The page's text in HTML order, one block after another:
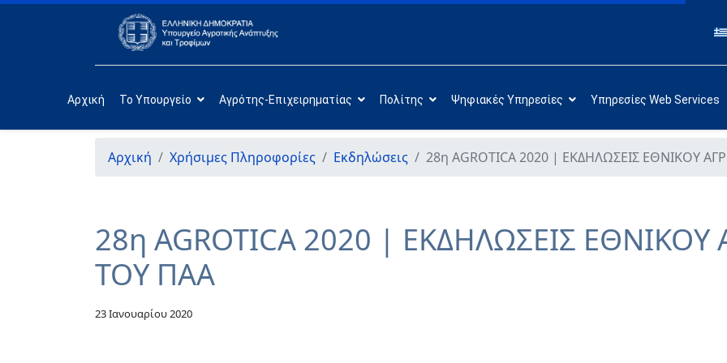
Αρχική Το Υπουργείο Αγρότης-Επιχειρηματίας Πολίτης Ψηφιακές Υπηρεσίες Υπηρεσίες Web Services
Αρχική Χρήσιμες Πληροφορίες Εκδηλώσεις 28η AGROTICA 2020 | ΕΚΔΗΛΩΣΕΙΣ ΕΘΝΙΚΟΥ
28η AGROTICA 2020 | ΕΚΔΗΛΩΣΕΙΣ ΕΘΝΙΚΟΥ
ΤΟΥ ΠΑΑ
23 Ιανουαρίου 2020